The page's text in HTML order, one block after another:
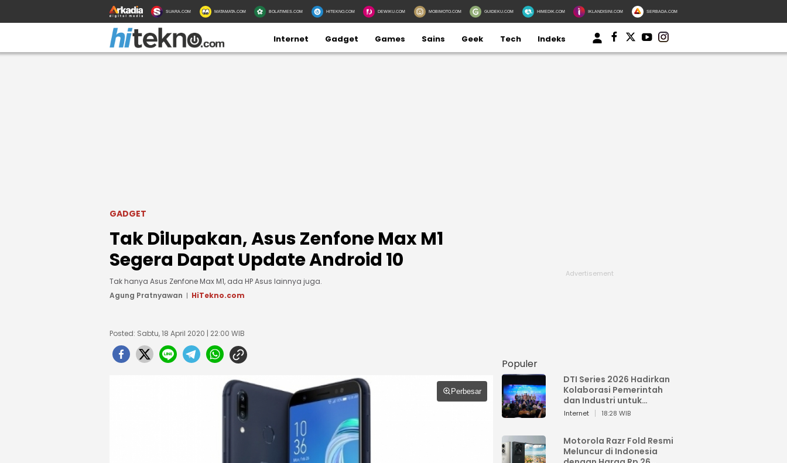
SUARA.COM MATAMATA.COM BOLATIMES.COM HITEKNO.COM DEWIKU.COM MOBIMOTO.COM GUIDEKU.COM HIMEDIK.COM IKLANDISINI.COM SERBADA.COM
Internet Gadget Games Sains Geek Tech Indeks
GADGET
Tak Dilupakan, Asus Zenfone Max M1
Segera Dapat Update Android 10
Tak hanya Asus Zenfone Max M1, ada HP Asus lainnya juga.
Agung Pratnyawan
HiTekno.com
Posted: Sabtu, 18 April 2020 | 22:00 WIB
Perbesar
Populer
DTI Series 2026 Hadirkan
Kolaborasi Pemerintah
dan Industri untuk
Percepatan
Internet 18:28 WIB
Motorola Razr Fold Resmi
Meluncur di Indonesia